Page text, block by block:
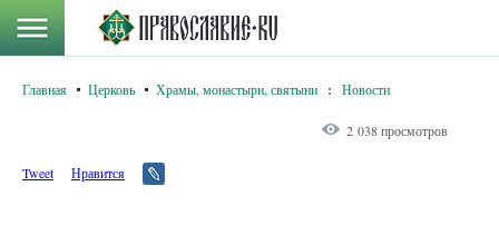
Главная Церковь Храмы, монастыри, святыни : Новости
2 038 просмотров
Tweet Нравится